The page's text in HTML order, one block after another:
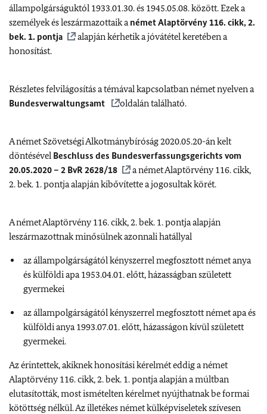
állampolgárságuktól 1933.01.30. és 1945.05.08. között. Ezek a
személyek és leszármazottaik a német Alaptörvény 116. cikk, 2.
bek. 1. pontja
alapján kérhetik a jóvátétel keretében a
honosítást.
Részletes felvilágosítás a témával kapcsolatban német nyelven a
Bundesverwaltungsamt
oldalán található.
A német Szövetségi Alkotmánybíróság 2020.05.20-án kelt
döntésével Beschluss des Bundesverfassungsgerichts vom
20.05.2020 – 2 BvR 2628/18
a német Alaptörvény 116. cikk,
2. bek. 1. pontja alapján kibővítette a jogosultak körét.
A német Alaptörvény 116. cikk, 2. bek. 1. pontja alapján
leszármazottnak minősülnek azonnali hatállyal
az állampolgárságától kényszerrel megfosztott német anya
és külföldi apa 1953.04.01. előtt, házasságban született
gyermekei
az állampolgárságától kényszerrel megfosztott német apa és
külföldi anya 1993.07.01. előtt, házasságon kívül született
gyermekei.
Az érintettek, akiknek honosítási kérelmét eddig a német
Alaptörvény 116. cikk, 2. bek. 1. pontja alapján a múltban
elutasították, most ismételten kérelmet nyújthatnak be formai
kötöttség nélkül. Az illetékes német külképviseletek szívesen